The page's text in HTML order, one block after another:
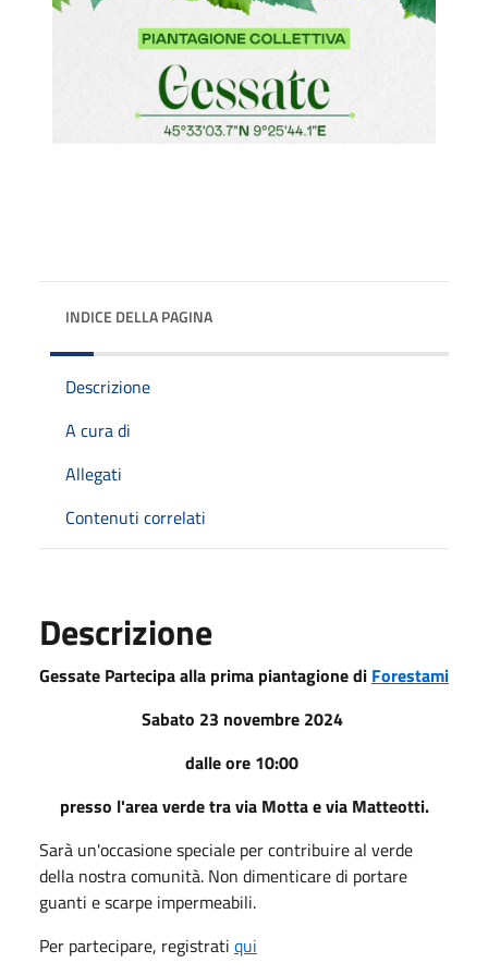
INDICE DELLA PAGINA
Descrizione
A cura di
Allegati
Contenuti correlati
Descrizione
Gessate Partecipa alla prima piantagione di Forestami
Sabato 23 novembre 2024
dalle ore 10:00
presso l'area verde tra via Motta e via Matteotti.
Sarà un'occasione speciale per contribuire al verde
della nostra comunità. Non dimenticare di portare
guanti e scarpe impermeabili.
Per partecipare, registrati qui